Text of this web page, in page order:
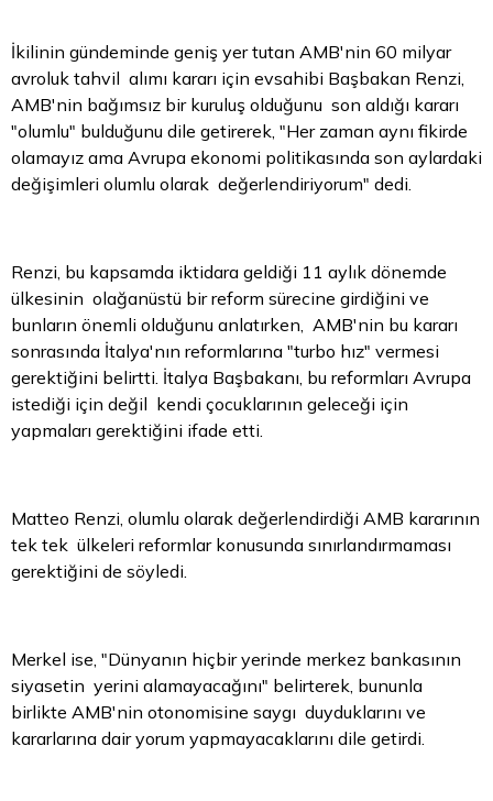
İkilinin gündeminde geniş yer tutan AMB'nin 60 milyar
avroluk tahvil alımı kararı için evsahibi Başbakan Renzi,
AMB'nin bağımsız bir kuruluş olduğunu son aldığı kararı
"olumlu" bulduğunu dile getirerek, "Her zaman aynı fikirde
olamayız ama Avrupa ekonomi politikasında son aylardaki
değişimleri olumlu olarak değerlendiriyorum" dedi.
Renzi, bu kapsamda iktidara geldiği 11 aylık dönemde
ülkesinin olağanüstü bir reform sürecine girdiğini ve
bunların önemli olduğunu anlatırken, AMB'nin bu kararı
sonrasında İtalya'nın reformlarına "turbo hız" vermesi
gerektiğini belirtti. İtalya Başbakanı, bu reformları Avrupa
istediği için değil kendi çocuklarının geleceği için
yapmaları gerektiğini ifade etti.
Matteo Renzi, olumlu olarak değerlendirdiği AMB kararının
tek tek ülkeleri reformlar konusunda sınırlandırmaması
gerektiğini de söyledi.
Merkel ise, "Dünyanın hiçbir yerinde merkez bankasının
siyasetin yerini alamayacağını" belirterek, bununla
birlikte AMB'nin otonomisine saygı duyduklarını ve
kararlarına dair yorum yapmayacaklarını dile getirdi.